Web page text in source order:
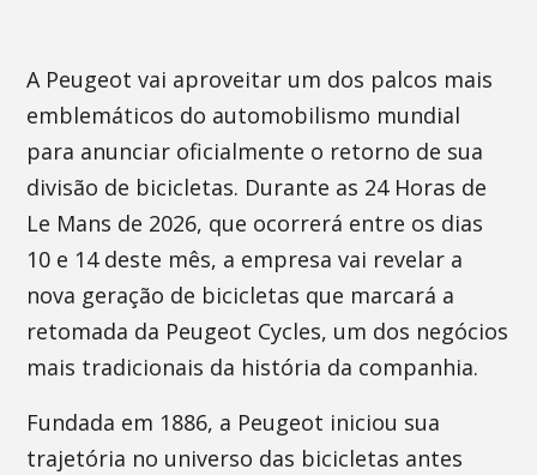
A Peugeot vai aproveitar um dos palcos mais
emblemáticos do automobilismo mundial
para anunciar oficialmente o retorno de sua
divisão de bicicletas. Durante as 24 Horas de
Le Mans de 2026, que ocorrerá entre os dias
10 e 14 deste mês, a empresa vai revelar a
nova geração de bicicletas que marcará a
retomada da Peugeot Cycles, um dos negócios
mais tradicionais da história da companhia.
Fundada em 1886, a Peugeot iniciou sua
trajetória no universo das bicicletas antes